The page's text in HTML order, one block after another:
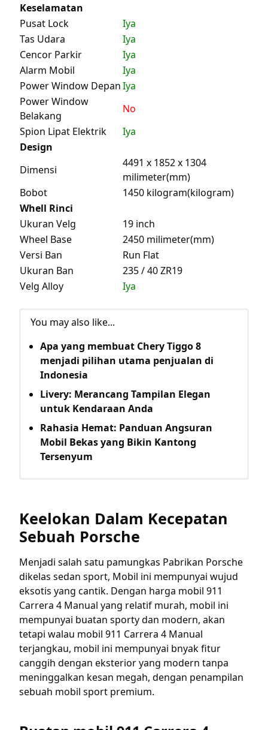
Keselamatan
Pusat Lock
Iya
Tas Udara
Iya
Cencor Parkir
Iya
Alarm Mobil
Iya
Power Window DepanIya
Power Window
Belakang
No
Spion Lipat Elektrik
Iya
Design
Dimensi
4491 x 1852 x 1304
milimeter(mm)
Bobot
1450 kilogram(kilogram)
Whell Rinci
Ukuran Velg
19 inch
Wheel Base
2450 milimeter(mm)
Versi Ban
Run Flat
Ukuran Ban
235 / 40 ZR19
Velg Alloy
Iya
You may also like...
Apa yang membuat Chery Tiggo 8
menjadi pilihan utama penjualan di
Indonesia
Livery: Merancang Tampilan Elegan
untuk Kendaraan Anda
Rahasia Hemat: Panduan Angsuran
Mobil Bekas yang Bikin Kantong
Tersenyum
Keelokan Dalam Kecepatan
Sebuah Porsche
Menjadi salah satu pamungkas Pabrikan Porsche
dikelas sedan sport, Mobil ini mempunyai wujud
eksotis yang cantik. Dengan harga mobil 911
Carrera 4 Manual yang relatif murah, mobil ini
mempunyai buatan sporty dan modern, akan
tetapi walau mobil 911 Carrera 4 Manual
terjangkau, mobil ini mempunyai bnyak fitur
canggih dengan eksterior yang modern tanpa
meninggalkan kesan megah, dengan penampilan
sebuah mobil sport premium.